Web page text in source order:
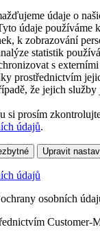
údaje o
údaje používáme
k zobrazování
statistik
s
prostřednictvím
že jejich
si prosím
údajů.
Upravit
údajů
osobních
Customer-